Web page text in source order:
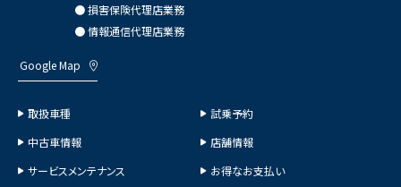
● 損害保険代理店業務
● 情報通信代理店業務
Google Map
取扱車種
試乗予約
中古車情報
店舗情報
サービスメンテナンス
お得なお支払い